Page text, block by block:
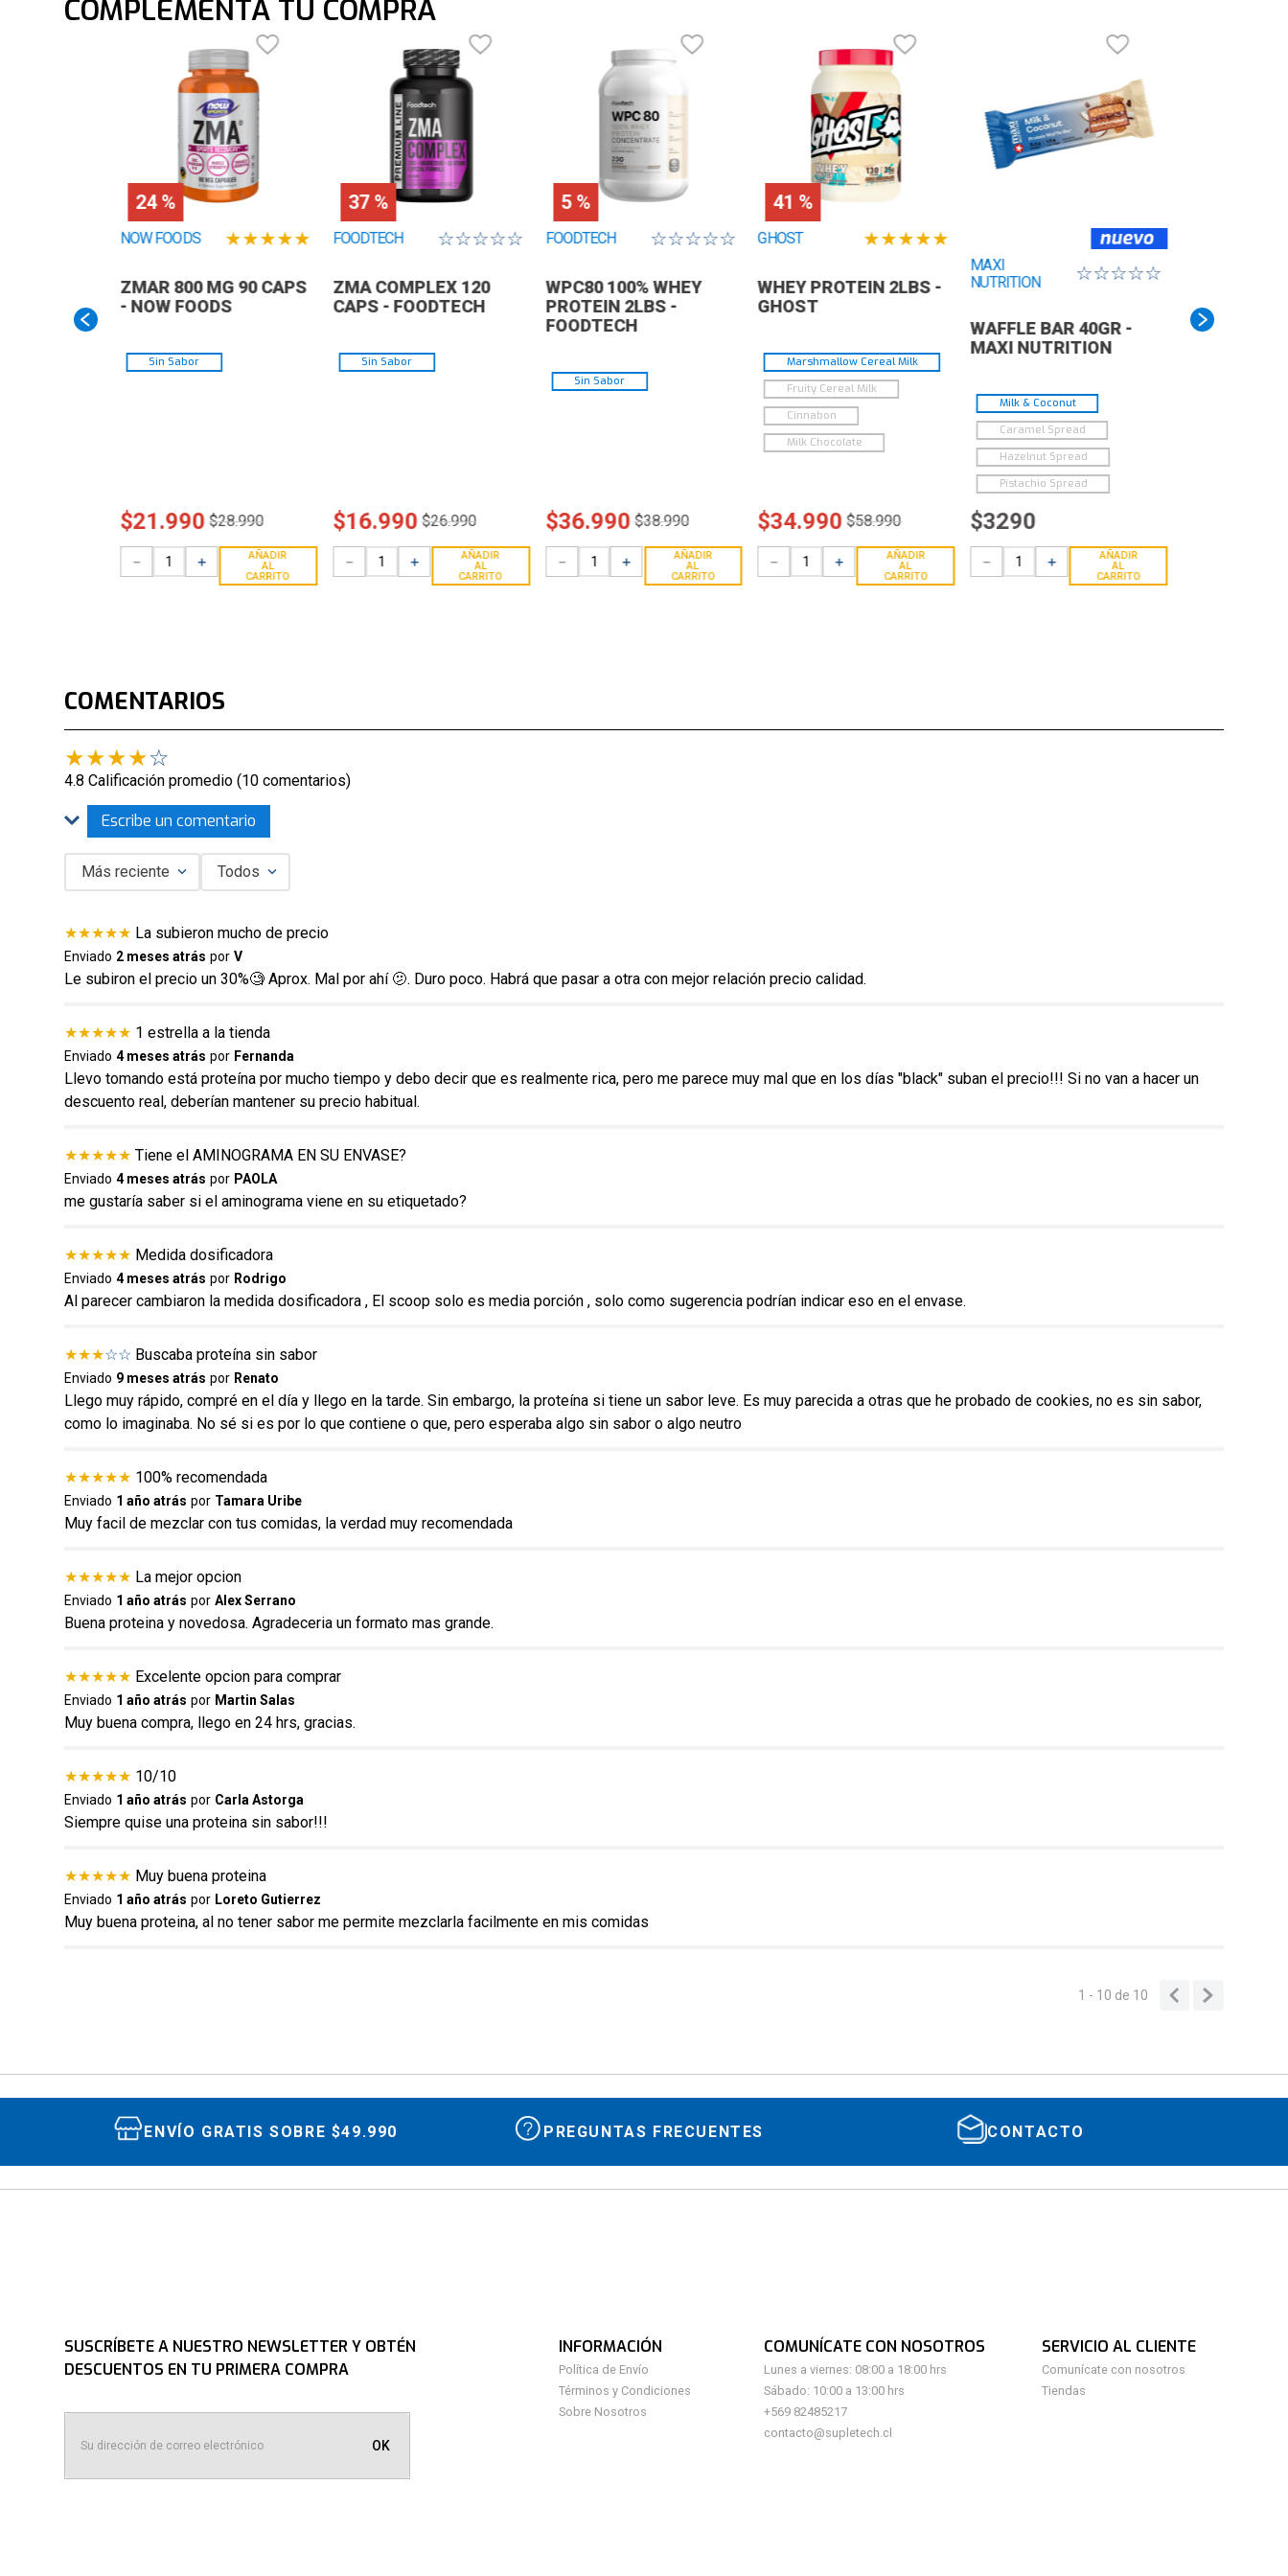
COMPLEMENTA TU COMPRA
24 %
NOW FOODS ★★★★★
ZMAR 800 MG 90 CAPS
- NOW FOODS
Sin Sabor
$21.990 $28.990
＋
－
AÑADIR
AL
CARRITO
37 %
FOODTECH ☆☆☆☆☆
ZMA COMPLEX 120
CAPS - FOODTECH
Sin Sabor
$16.990 $26.990
＋
－
AÑADIR
AL
CARRITO
5 %
FOODTECH ☆☆☆☆☆
WPC80 100% WHEY
PROTEIN 2LBS -
FOODTECH
Sin Sabor
$36.990 $38.990
＋
－
AÑADIR
AL
CARRITO
41 %
GHOST ★★★★★
WHEY PROTEIN 2LBS -
GHOST
Marshmallow Cereal Milk
Fruity Cereal Milk
Cinnabon
Milk Chocolate
$34.990 $58.990
＋
－
AÑADIR
AL
CARRITO
MAXI
NUTRITION
☆☆☆☆☆
WAFFLE BAR 40GR -
MAXI NUTRITION
Milk & Coconut
Caramel Spread
Hazelnut Spread
Pistachio Spread
$3290
＋
－
AÑADIR
AL
CARRITO
COMENTARIOS
★★★★☆
4.8 Calificación promedio (10 comentarios)
Escribe un comentario
Título
Califica el producto de 1 a 5 estrellas
★★★★★
Tu nombre
Dirección de email
ENVIAR COMENTARIO
Más reciente Todos
★★★★★ La subieron mucho de precio
Enviado 2 meses atrás por V
Le subiron el precio un 30%🧐 Aprox. Mal por ahí 🫤. Duro poco. Habrá que pasar a otra con mejor relación precio calidad.
★★★★★ 1 estrella a la tienda
Enviado 4 meses atrás por Fernanda
Llevo tomando está proteína por mucho tiempo y debo decir que es realmente rica, pero me parece muy mal que en los días "black" suban el precio!!! Si no van a hacer un
descuento real, deberían mantener su precio habitual.
★★★★★ Tiene el AMINOGRAMA EN SU ENVASE?
Enviado 4 meses atrás por PAOLA
me gustaría saber si el aminograma viene en su etiquetado?
★★★★★ Medida dosificadora
Enviado 4 meses atrás por Rodrigo
Al parecer cambiaron la medida dosificadora , El scoop solo es media porción , solo como sugerencia podrían indicar eso en el envase.
★★★☆☆ Buscaba proteína sin sabor
Enviado 9 meses atrás por Renato
Llego muy rápido, compré en el día y llego en la tarde. Sin embargo, la proteína si tiene un sabor leve. Es muy parecida a otras que he probado de cookies, no es sin sabor,
como lo imaginaba. No sé si es por lo que contiene o que, pero esperaba algo sin sabor o algo neutro
★★★★★ 100% recomendada
Enviado 1 año atrás por Tamara Uribe
Muy facil de mezclar con tus comidas, la verdad muy recomendada
★★★★★ La mejor opcion
Enviado 1 año atrás por Alex Serrano
Buena proteina y novedosa. Agradeceria un formato mas grande.
★★★★★ Excelente opcion para comprar
Enviado 1 año atrás por Martin Salas
Muy buena compra, llego en 24 hrs, gracias.
★★★★★ 10/10
Enviado 1 año atrás por Carla Astorga
Siempre quise una proteina sin sabor!!!
★★★★★ Muy buena proteina
Enviado 1 año atrás por Loreto Gutierrez
Muy buena proteina, al no tener sabor me permite mezclarla facilmente en mis comidas
1 - 10 de 10
ENVÍO GRATIS SOBRE $49.990 PREGUNTAS FRECUENTES CONTACTO
SUSCRÍBETE A NUESTRO NEWSLETTER Y OBTÉN
DESCUENTOS EN TU PRIMERA COMPRA
OK
INFORMACIÓN
Política de Envío
Términos y Condiciones
Sobre Nosotros
COMUNÍCATE CON NOSOTROS
Lunes a viernes: 08:00 a 18:00 hrs
Sábado: 10:00 a 13:00 hrs
+569 82485217
contacto@supletech.cl
SERVICIO AL CLIENTE
Comunícate con nosotros
Tiendas